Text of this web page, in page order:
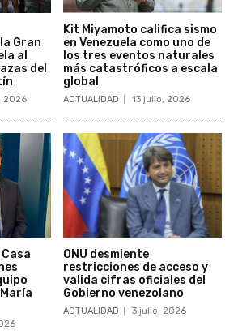
Gran
al
del
2026
Kit Miyamoto califica sismo
en Venezuela como uno de
los tres eventos naturales
más catastróficos a escala
global
ACTUALIDAD 13 julio, 2026
ONU desmiente
restricciones de acceso y
valida cifras oficiales del
Gobierno venezolano
ACTUALIDAD 3 julio, 2026